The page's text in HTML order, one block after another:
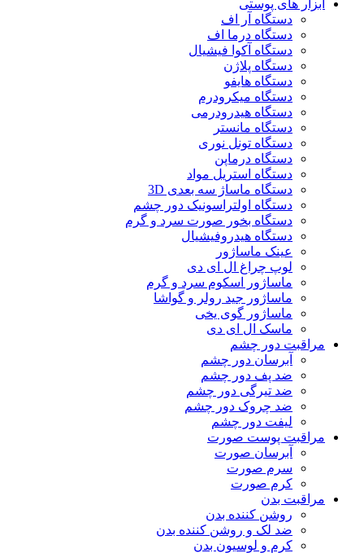
ابزار های پوستی
دستگاه آر اف
دستگاه درما اف
دستگاه آکوا فیشیال
دستگاه پلاژن
دستگاه هایفو
دستگاه میکرودرم
دستگاه هیدرودرمی
دستگاه مانستر
دستگاه تونل نوری
دستگاه درماپن
دستگاه استریل مواد
دستگاه ماساژ سه بعدی 3D
دستگاه اولتراسونیک دور چشم
دستگاه بخور صورت سرد و گرم
دستگاه هیدروفیشیال
عینک ماساژور
لوپ چراغ ال ای دی
ماساژور اسکوم سرد و گرم
ماساژور جید رولر و گواشا
ماساژور گوی یخی
ماسک ال ای دی
مراقبت دور چشم
آبرسان دور چشم
ضد پف دور چشم
ضد تیرگی دور چشم
ضد چروک دور چشم
لیفت دور چشم
مراقبت پوست صورت
آبرسان صورت
سرم صورت
کرم صورت
مراقبت بدن
روشن کننده بدن
ضد لک و روشن کننده بدن
کرم و لوسیون بدن